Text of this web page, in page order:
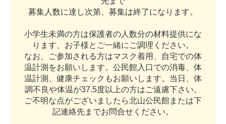
募集 人 数に達 し次第 募集は終了にな り ま す。
小学生未満の方は保護者の 人 数分の材料提供にな
り ま す お子様と ご一緒に ご調理 く ださ い。
なお ご参加さ れる方はマス ク着用 自宅での体
温計測 をお願い し ま す。 公民館入 口での消毒
体
温計測 健康チ ェ ッ ク もお願い し ま す。 当 日
体
調不良や体温が37.5度以 上の方はご遠慮下さ い。
ご不明な点がござい ま した ら北山公民館ま たは下
記連絡先ま でお問合せ く ださ い。